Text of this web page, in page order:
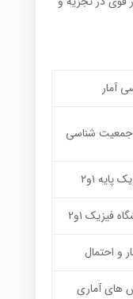
آمار
جمعیت شناسی
پایه ۱و۲
فیزیک ۱و۲
و احتمال
های آماری